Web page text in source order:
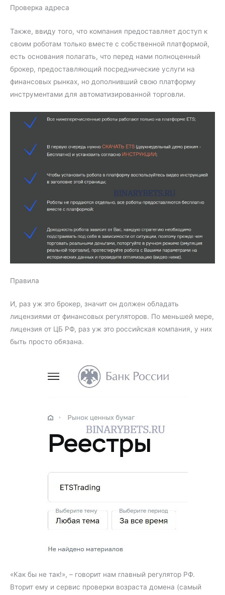
Проверка адреса
Также, ввиду того, что компания предоставляет доступ к
своим роботам только вместе с собственной платформой,
есть основания полагать, что перед нами полноценный
брокер, предоставляющий посреднические услуги на
финансовых рынках, но дополнивший свою платформу
инструментами для автоматизированной торговли.
Правила
И, раз уж это брокер, значит он должен обладать
лицензиями от финансовых регуляторов. По меньшей мере,
лицензия от ЦБ РФ, раз уж это российская компания, у них
быть просто обязана.
«Как бы не так!», – говорит нам главный регулятор РФ.
Вторит ему и сервис проверки возраста домена (самый